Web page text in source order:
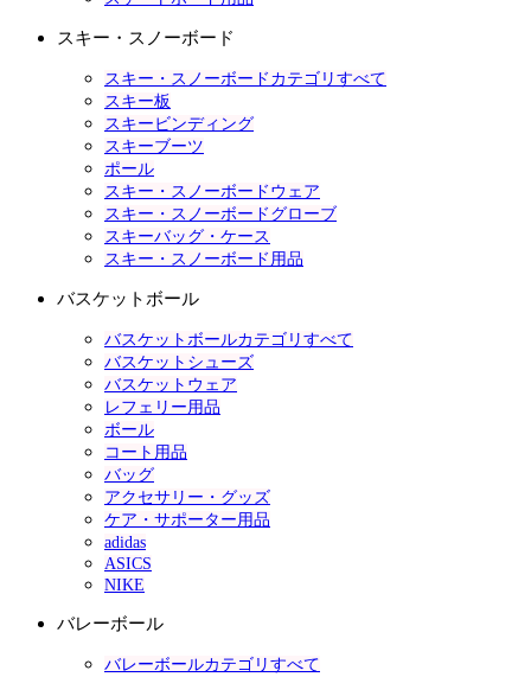
スキー・スノーボード
スキー・スノーボードカテゴリすべて
スキー板
スキービンディング
スキーブーツ
ポール
スキー・スノーボードウェア
スキー・スノーボードグローブ
スキーバッグ・ケース
スキー・スノーボード用品
バスケットボール
バスケットボールカテゴリすべて
バスケットシューズ
バスケットウェア
レフェリー用品
ボール
コート用品
バッグ
アクセサリー・グッズ
ケア・サポーター用品
adidas
ASICS
NIKE
バレーボール
バレーボールカテゴリすべて